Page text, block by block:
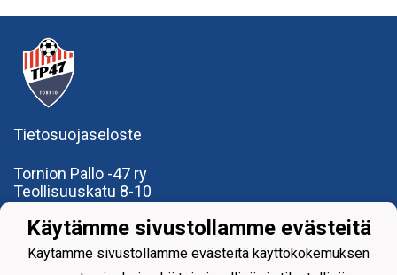
Tietosuojaseloste
Tornion Pallo -47 ry
Teollisuuskatu 8-10
+35840591 9275
office@tp47.com
Käytämme sivustollamme evästeitä
Käytämme sivustollamme evästeitä käyttökokemuksen